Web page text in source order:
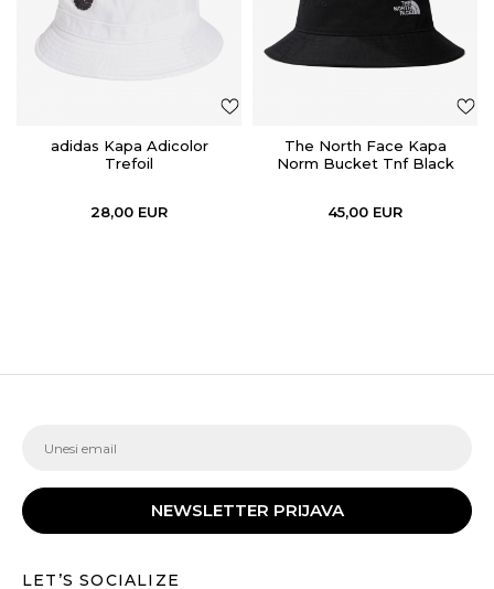
adidas Kapa Adicolor
Trefoil
28,00 EUR
The North Face Kapa
Norm Bucket Tnf Black
45,00 EUR
NEWSLETTER PRIJAVA
LET’S SOCIALIZE